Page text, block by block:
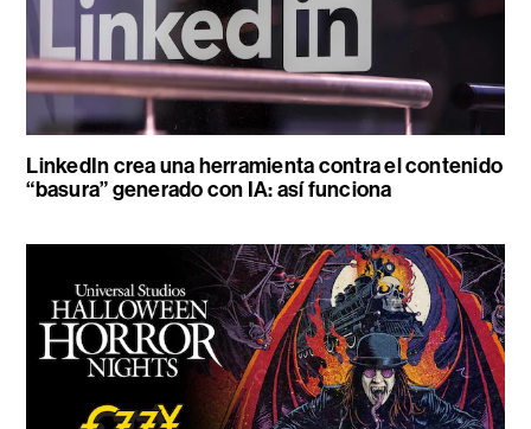
LinkedIn crea una herramienta contra el contenido
“basura” generado con IA: así funciona